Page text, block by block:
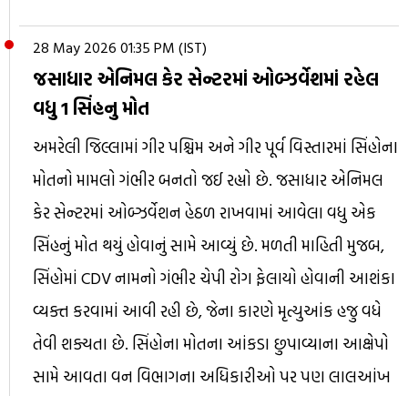
28 May 2026 01:35 PM (IST)
જસાધાર એનિમલ કેર સેન્ટરમાં ઓબ્ઝર્વેશમાં રહેલ
વધુ 1 સિંહનુ મોત
અમરેલી જિલ્લામાં ગીર પશ્ચિમ અને ગીર પૂર્વ વિસ્તારમાં સિંહોના
મોતનો મામલો ગંભીર બનતો જઈ રહ્યો છે. જસાધાર એનિમલ
કેર સેન્ટરમાં ઓબ્ઝર્વેશન હેઠળ રાખવામાં આવેલા વધુ એક
સિંહનું મોત થયું હોવાનું સામે આવ્યું છે. મળતી માહિતી મુજબ,
સિંહોમાં CDV નામનો ગંભીર ચેપી રોગ ફેલાયો હોવાની આશંકા
વ્યક્ત કરવામાં આવી રહી છે, જેના કારણે મૃત્યુઆંક હજુ વધે
તેવી શક્યતા છે. સિંહોના મોતના આંકડા છુપાવ્યાના આક્ષેપો
સામે આવતા વન વિભાગના અધિકારીઓ પર પણ લાલઆંખ